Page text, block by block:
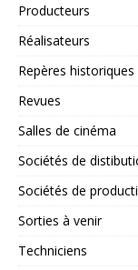
Producteurs
Réalisateurs
Repères historiques
Revues
Salles de cinéma
Sociétés de
Sociétés de
Sorties à venir
Techniciens